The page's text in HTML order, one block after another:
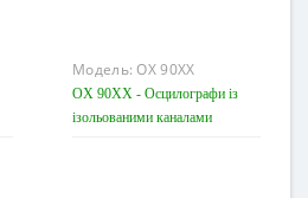
Модель:OX 90XX
OX 90XX - Осцилографи із
ізольованими каналами